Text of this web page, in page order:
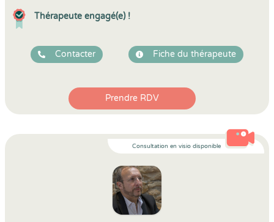
Thérapeute engagé(e) !
Contacter Fiche du thérapeute
Prendre RDV
Consultation en visio disponible